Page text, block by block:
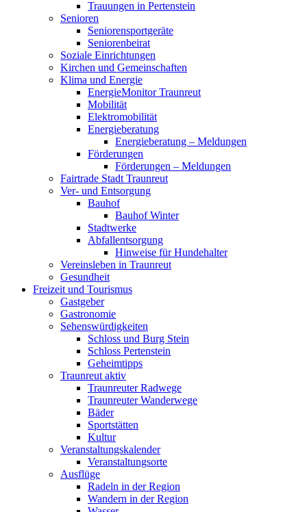
Trauungen in Pertenstein
Senioren
Seniorensportgeräte
Seniorenbeirat
Soziale Einrichtungen
Kirchen und Gemeinschaften
Klima und Energie
EnergieMonitor Traunreut
Mobilität
Elektromobilität
Energieberatung
Energieberatung – Meldungen
Förderungen
Förderungen – Meldungen
Fairtrade Stadt Traunreut
Ver- und Entsorgung
Bauhof
Bauhof Winter
Stadtwerke
Abfallentsorgung
Hinweise für Hundehalter
Vereinsleben in Traunreut
Gesundheit
Freizeit und Tourismus
Gastgeber
Gastronomie
Sehenswürdigkeiten
Schloss und Burg Stein
Schloss Pertenstein
Geheimtipps
Traunreut aktiv
Traunreuter Radwege
Traunreuter Wanderwege
Bäder
Sportstätten
Kultur
Veranstaltungskalender
Veranstaltungsorte
Ausflüge
Radeln in der Region
Wandern in der Region